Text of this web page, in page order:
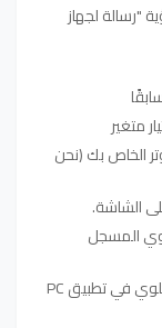
"رسالة لجهاز
متغير
الخاص بك (نحن
الشاشة.
المسجل
أدخل الرمز الذي حصلت عليه على هاتفك الخلوي في تطبيق PC